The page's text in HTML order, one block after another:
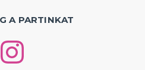
A PARTINKAT